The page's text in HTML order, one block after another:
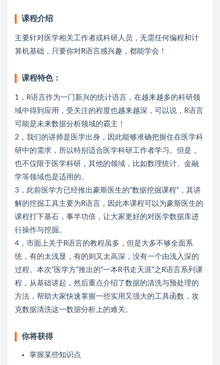
课程介绍
主要针对医学相关工作者或科研人员，无需任何编程和计
算机基础，只要你对R语言感兴趣，都能学会！
课程特色：
1，R语言作为一门新兴的统计语言，在越来越多的科研领
域中得到应用，受关注的程度也越来越深，可以说，R语言
可能是未来数据分析领域的霸主！
2，我们的讲师是医学出身，因此能够准确把握住在医学科
研中的需求，所以特别适合医学科研工作者学习。但是，
也不仅限于医学科研，其他的领域，比如数理统计、金融
学等领域也是适用的。
3，此前医学方已经推出豪斯医生的“数据挖掘课程”，其讲
解的挖掘工具主要为R语言，因此本课程可以为豪斯医生的
课程打下基石，事半功倍，让大家更好的对医学数据库进
行操作与挖掘。
4，市面上关于R语言的教程虽多，但是大多不够全面系
统，有的太浅显，有的则又太高深，没有一个由浅入深的
过程。本次“医学方”推出的“一本R书走天涯”之R语言系列课
程，从基础讲起，然后重点介绍了数据的清洗与预处理的
方法，帮助大家快速掌握一些实用又强大的工具函数，攻
克数据清洗这一数据分析上的难关。
你将获得
掌握某些知识点